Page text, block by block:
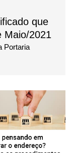
que
Maio/2021
Portaria